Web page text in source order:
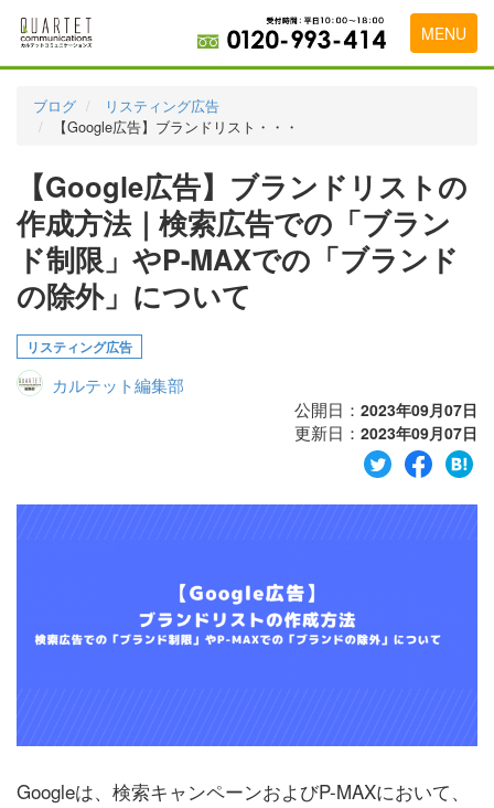
MENU
料金表
実績・お客様の声
初めて導入をお考えの方
代理店の乗り換えをお考えの方
広告代理店・HP制作会社様へ
お申し込みから運用開始までの流れ
ブログ
リスティング広告
【Google広告】ブランドリスト・・・
【Google広告】ブランドリストの
作成方法｜検索広告での「ブラン
ド制限」やP-MAXでの「ブランド
の除外」について
リスティング広告
カルテット編集部
公開日： 2023年09月07日
更新日： 2023年09月07日
Googleは、検索キャンペーンおよびP-MAXにおいて、